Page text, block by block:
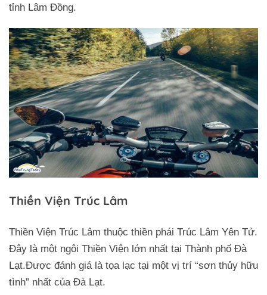
tỉnh Lâm Đồng.
Thiền Viện Trúc Lâm
Thiền Viện Trúc Lâm thuộc thiền phái Trúc Lâm Yên Tử.
Đây là một ngôi Thiền Viện lớn nhất tại Thành phố Đà
Lạt.Được đánh giá là tọa lạc tại một vị trí “sơn thủy hữu
tình” nhất của Đà Lạt.